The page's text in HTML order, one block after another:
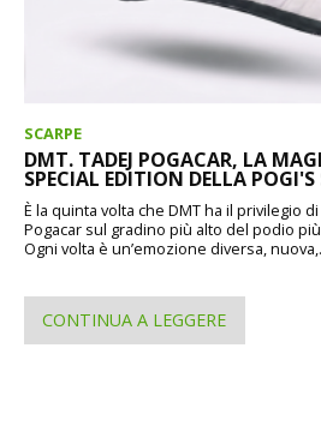
SCARPE
DMT. TADEJ POGACAR, LA
SPECIAL EDITION DELLA POGI'S
È la quinta volta che DMT ha il privilegio
Pogacar sul gradino più alto del podio
Ogni volta è un’emozione diversa,
CONTINUA A LEGGERE